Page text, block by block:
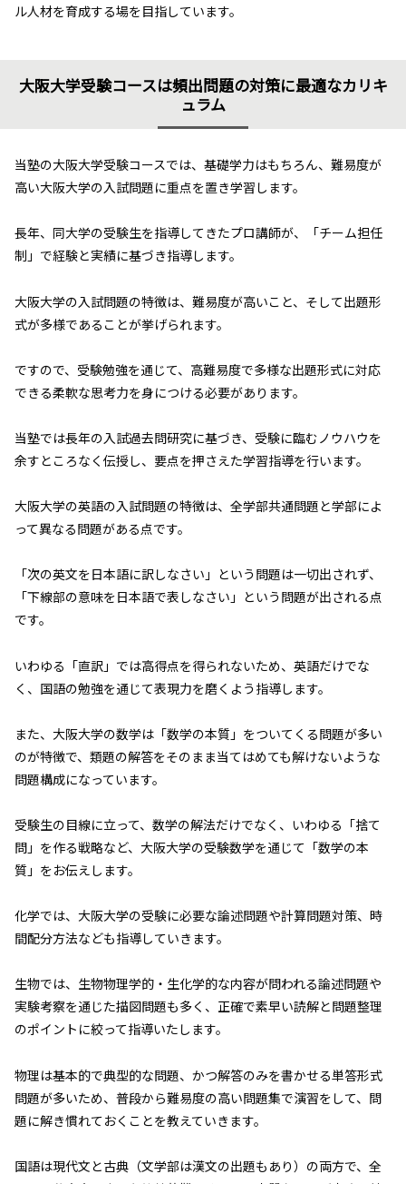
ル人材を育成する場を目指しています。
大阪大学受験コースは頻出問題の対策に最適なカリキ
ュラム
当塾の大阪大学受験コースでは、基礎学力はもちろん、難易度が
高い大阪大学の入試問題に重点を置き学習します。
長年、同大学の受験生を指導してきたプロ講師が、「チーム担任
制」で経験と実績に基づき指導します。
大阪大学の入試問題の特徴は、難易度が高いこと、そして出題形
式が多様であることが挙げられます。
ですので、受験勉強を通じて、高難易度で多様な出題形式に対応
できる柔軟な思考力を身につける必要があります。
当塾では長年の入試過去問研究に基づき、受験に臨むノウハウを
余すところなく伝授し、要点を押さえた学習指導を行います。
大阪大学の英語の入試問題の特徴は、全学部共通問題と学部によ
って異なる問題がある点です。
「次の英文を日本語に訳しなさい」という問題は一切出されず、
「下線部の意味を日本語で表しなさい」という問題が出される点
です。
いわゆる「直訳」では高得点を得られないため、英語だけでな
く、国語の勉強を通じて表現力を磨くよう指導します。
また、大阪大学の数学は「数学の本質」をついてくる問題が多い
のが特徴で、類題の解答をそのまま当てはめても解けないような
問題構成になっています。
受験生の目線に立って、数学の解法だけでなく、いわゆる「捨て
問」を作る戦略など、大阪大学の受験数学を通じて「数学の本
質」をお伝えします。
化学では、大阪大学の受験に必要な論述問題や計算問題対策、時
間配分方法なども指導していきます。
生物では、生物物理学的・生化学的な内容が問われる論述問題や
実験考察を通じた描図問題も多く、正確で素早い読解と問題整理
のポイントに絞って指導いたします。
物理は基本的で典型的な問題、かつ解答のみを書かせる単答形式
問題が多いため、普段から難易度の高い問題集で演習をして、問
題に解き慣れておくことを教えていきます。
国語は現代文と古典（文学部は漢文の出題もあり）の両方で、全